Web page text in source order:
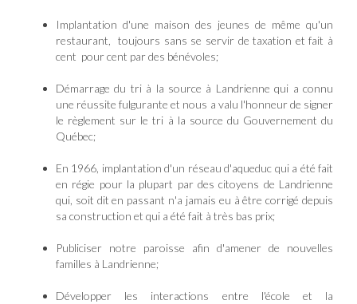
Implantation d'une maison des jeunes de même qu'un
restaurant, toujours sans se servir de taxation et fait à
cent pour cent par des bénévoles;
Démarrage du tri à la source à Landrienne qui a connu
une réussite fulgurante et nous a valu l'honneur de signer
le règlement sur le tri à la source du Gouvernement du
Québec;
En 1966, implantation d'un réseau d'aqueduc qui a été fait
en régie pour la plupart par des citoyens de Landrienne
qui, soit dit en passant n'a jamais eu à être corrigé depuis
sa construction et qui a été fait à très bas prix;
Publiciser notre paroisse afin d'amener de nouvelles
familles à Landrienne;
Développer les interactions entre l'école et la